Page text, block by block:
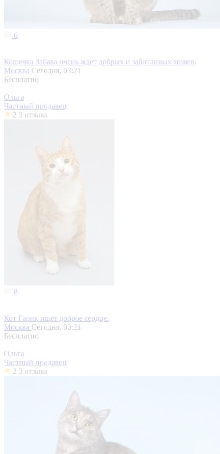
6
Кошечка Забава очень ждет добрых и заботливых хозяев.
Москва Сегодня, 03:21
Бесплатно
Ольга
Частный продавец
2 3 отзыва
8
Кот Гарик ищет доброе сердце.
Москва Сегодня, 03:21
Бесплатно
Ольга
Частный продавец
2 3 отзыва